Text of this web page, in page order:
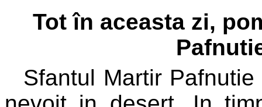
Tot în aceasta zi,
Sfantul Martir